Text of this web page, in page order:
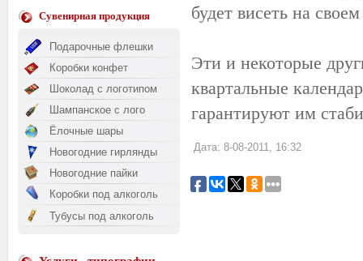
Сувенирная продукция
Подарочные флешки
Коробки конфет
Шоколад с логотипом
Шампанское с лого
Ёлочные шары
Новогодние гирлянды
Новогодние пайки
Коробки под алкоголь
Тубусы под алкоголь
будет висеть на
Эти и некоторые
квартальные
гарантируют им
Дата: 8-08-2011, 16:32